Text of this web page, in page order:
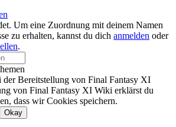
Um eine Zuordnung mit deinem Namen
zu erhalten, kannst du dich anmelden oder
.
der Bereitstellung von Final Fantasy XI
von Final Fantasy XI Wiki erklärst du
dass wir Cookies speichern.
Okay